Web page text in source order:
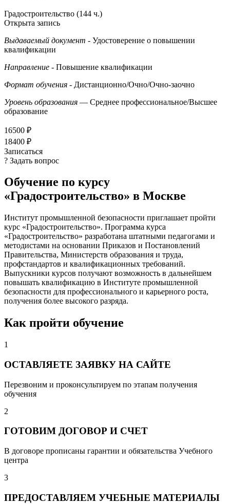
Градостроительство (144 ч.)
Открыта запись
Выдаваемый документ - Удостоверение о повышении
квалификации
Направление - Повышение квалификации
Формат обучения - Дистанционно/Очно/Очно-заочно
Уровень образования — Среднее профессиональное/Высшее
образование
16500 ₽
18400 ₽
Записаться
? Задать вопрос
Обучение по курсу
«Градостроительство» в Москве
Институт промышленной безопасности приглашает пройти
курс «Градостроительство». Программа курса
«Градостроительство» разработана штатными педагогами и
методистами на основании Приказов и Постановлений
Правительства, Министерств образования и труда,
профстандартов и квалификационных требований.
Выпускники курсов получают возможность в дальнейшем
повышать квалификацию в Институте промышленной
безопасности для профессионального и карьерного роста,
получения более высокого разряда.
Как пройти обучение
1
ОСТАВЛЯЕТЕ ЗАЯВКУ НА САЙТЕ
Перезвоним и проконсультируем по этапам получения
обучения
2
ГОТОВИМ ДОГОВОР И СЧЕТ
В договоре прописаны гарантии и обязательства Учебного
центра
3
ПРЕДОСТАВЛЯЕМ УЧЕБНЫЕ МАТЕРИАЛЫ